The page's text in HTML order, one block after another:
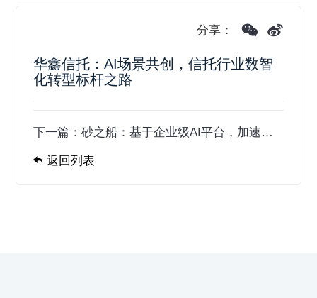
华鑫信托：AI场景共创，信托行业数智
化转型标杆之路
分享：
下一篇： 砂之船：基于企业级AI平台，加速智能商业运营落地
返回列表